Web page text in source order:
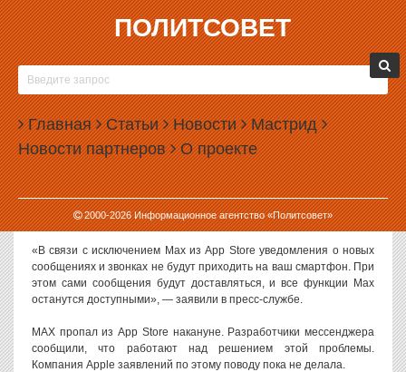
ПОЛИТСОВЕТ
Главная Статьи Новости Мастрид
Новости партнеров О проекте
2000-2026Информационное агентство «Политсовет»
04.06.2026, 12:03
В MAX НА АЙФОНАХ ПЕРЕСТАЛИ ПРИХОДИТЬ
УВЕДОМЛЕНИЯ
Пресс-служба российского национального мессенджера MAX
сообщила, что после удаления его приложения из App Store
пользователям престали приходить уведомления.
Команда мессенджера советует владельцам iPhone вручную
проверять сообщения.
«В связи с исключением Мах из App Store уведомления о новых
сообщениях и звонках не будут приходить на ваш смартфон. При
этом сами сообщения будут доставляться, и все функции Мах
останутся доступными», — заявили в пресс-службе.
MAX пропал из App Store накануне. Разработчики мессенджера
сообщили, что работают над решением этой проблемы.
Компания Apple заявлений по этому поводу пока не делала.